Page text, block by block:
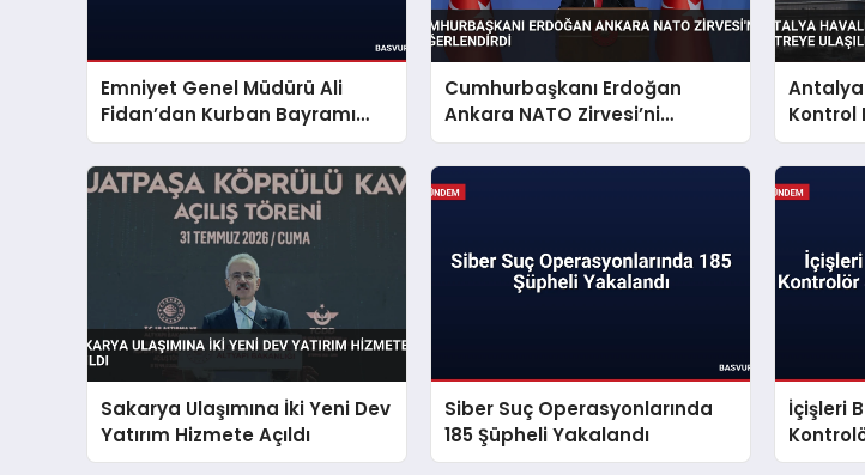
Emniyet Genel Müdürü Ali
Fidan’dan Kurban Bayramı
Mesajı
Cumhurbaşkanı Erdoğan
Ankara NATO Zirvesi’ni
Değerlendirdi
Antalya
Kontrol
Ulaşıldı
Sakarya Ulaşımına İki Yeni Dev
Yatırım Hizmete Açıldı
Siber Suç Operasyonlarında
185 Şüpheli Yakalandı
İçişleri
Açıkladı